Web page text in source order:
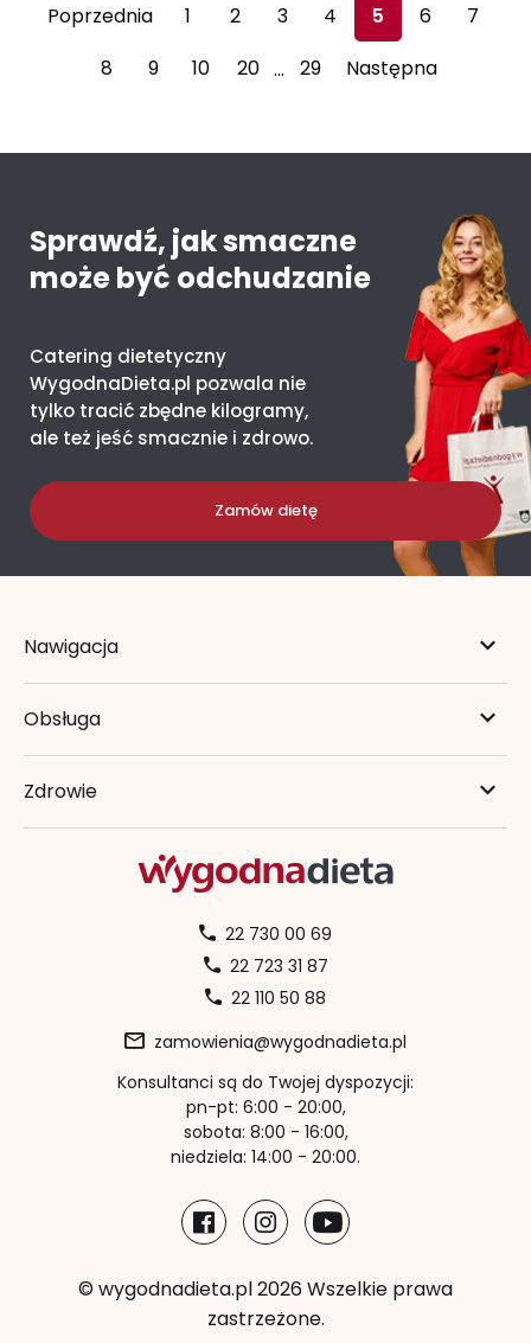
Poprzednia 1 2 3 4 5 6
7
8
9 10 20 … 29 Następna
Sprawdź, jak smaczne
może być odchudzanie
Catering dietetyczny
WygodnaDieta.pl pozwala nie
tylko tracić zbędne kilogramy,
ale też jeść smacznie i zdrowo.
Zamów dietę
Nawigacja
Obsługa
Zdrowie
22 730 00 69
22 723 31 87
22 110 50 88
zamowienia@wygodnadieta.pl
Konsultanci są do Twojej dyspozycji:
pn-pt: 6:00 - 20:00,
sobota: 8:00 - 16:00,
niedziela: 14:00 - 20:00.
© wygodnadieta.pl 2026 Wszelkie prawa
zastrzeżone.